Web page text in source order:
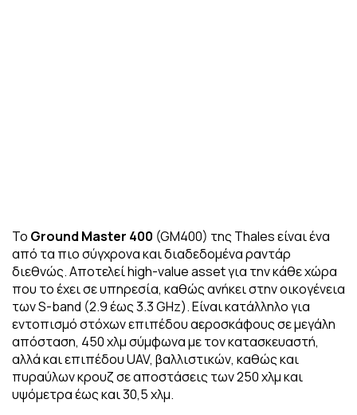
Το Ground Master 400 (GM400) της Thales είναι ένα
από τα πιο σύγχρονα και διαδεδομένα ραντάρ
διεθνώς. Αποτελεί high-value asset για την κάθε χώρα
που το έχει σε υπηρεσία, καθώς ανήκει στην οικογένεια
των S-band (2.9 έως 3.3 GHz). Είναι κατάλληλο για
εντοπισμό στόχων επιπέδου αεροσκάφους σε μεγάλη
απόσταση, 450 χλμ σύμφωνα με τον κατασκευαστή,
αλλά και επιπέδου UAV, βαλλιστικών, καθώς και
πυραύλων κρουζ σε αποστάσεις των 250 χλμ και
υψόμετρα έως και 30,5 χλμ.